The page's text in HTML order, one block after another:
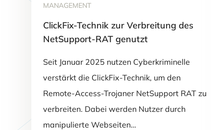
MANAGEMENT
ClickFix-Technik zur Verbreitung des
NetSupport-RAT genutzt
Seit Januar 2025 nutzen Cyberkriminelle
verstärkt die ClickFix-Technik, um den
Remote-Access-Trojaner NetSupport RAT zu
verbreiten. Dabei werden Nutzer durch
manipulierte Webseiten…